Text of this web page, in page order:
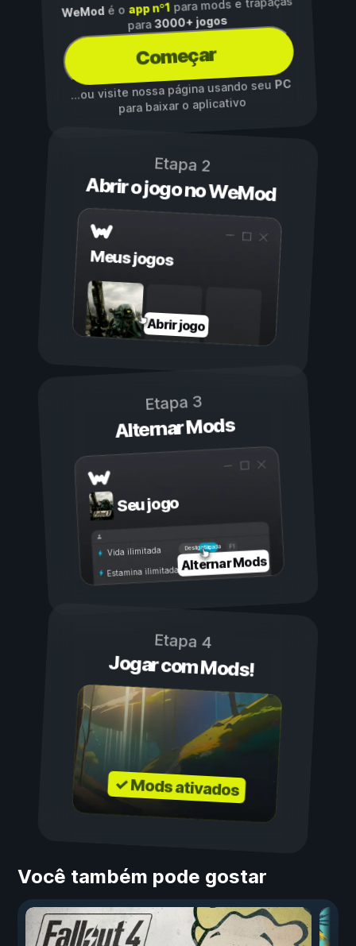
WeModé o app nº1para mods e trapaças
para3000+ jogos
Começar
...ou visite nossa página usando seuPC
para baixar o aplicativo
Etapa 2
Abrir o jogo no WeMod
Meus jogos
Abrir jogo
Etapa 3
Alternar Mods
Seu jogo
Ligada
Desligada
Vida ilimitada
Estamina ilimitadaAlternar Mods
Etapa 4
Jogar com Mods!
✓ Mods ativados
Você também pode gostar